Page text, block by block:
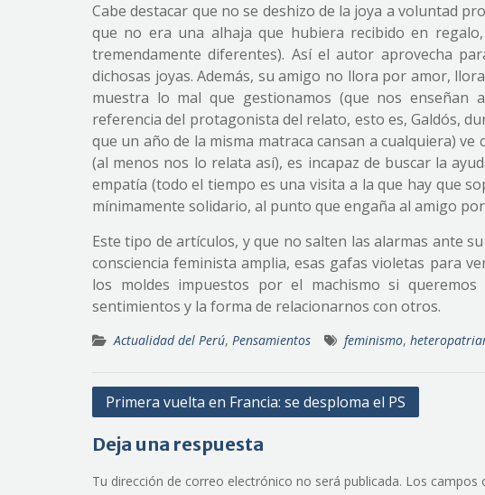
Cabe destacar que no se deshizo de la joya a voluntad
que no era una alhaja que hubiera recibido en
tremendamente diferentes). Así el autor aprovecha
dichosas joyas. Además, su amigo no llora por amor,
muestra lo mal que gestionamos (que nos
referencia del protagonista del relato, esto es, Galdós,
que un año de la misma matraca cansan a cualquiera)
(al menos nos lo relata así), es incapaz de buscar la
empatía (todo el tiempo es una visita a la que hay que
mínimamente solidario, al punto que engaña al amigo
Este tipo de artículos, y que no salten las alarmas ante
consciencia feminista amplia, esas gafas violetas para
los moldes impuestos por el machismo si
sentimientos y la forma de relacionarnos con otros.
Actualidad del Perú, Pensamientos feminismo,
Navegación
entradas
Primera vuelta en Francia: se desploma el PS
Deja una respuesta
Tu dirección de correo electrónico no será publicada. Los campos